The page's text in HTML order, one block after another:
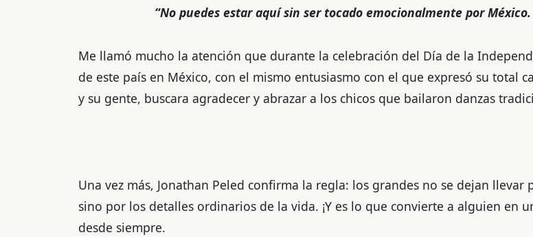
“No puedes estar aquí sin ser tocado emocionalmente por
Me llamó mucho la atención que durante la celebración del Día de la
de este país en México, con el mismo entusiasmo con el que expresó su total
y su gente, buscara agradecer y abrazar a los chicos que bailaron danzas
Una vez más, Jonathan Peled confirma la regla: los grandes no se dejan llevar
sino por los detalles ordinarios de la vida. ¡Y es lo que convierte a alguien en
desde siempre.